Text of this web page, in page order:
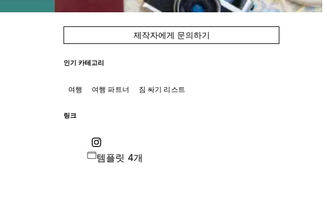
제작자에게 문의하기
인기 카테고리
여행 여행 파트너 짐 싸기 리스트
링크
템플릿 4개